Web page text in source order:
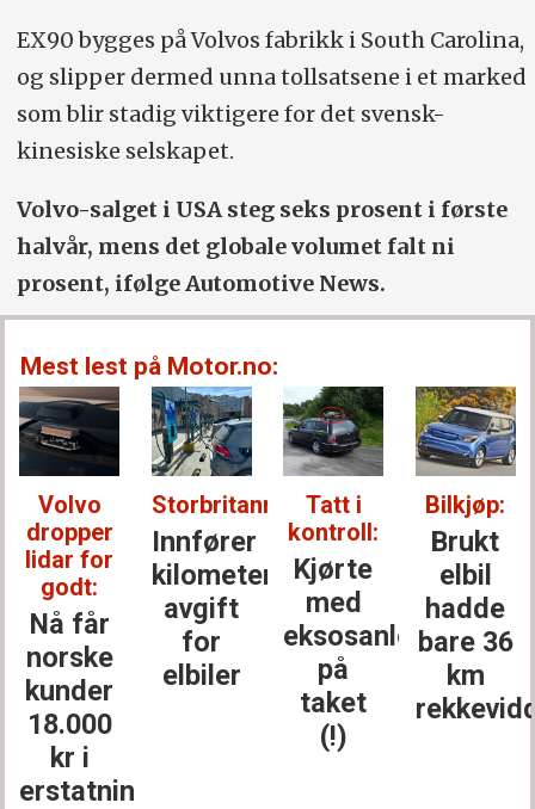
EX90 bygges på Volvos fabrikk i South Carolina,
og slipper dermed unna tollsatsene i et marked
som blir stadig viktigere for det svensk-
kinesiske selskapet.
Volvo-salget i USA steg seks prosent i første
halvår, mens det globale volumet falt ni
prosent, ifølge Automotive News.
Mest lest på Motor.no:
Volvo
dropper
lidar for
godt:
Nå får
norske
kunder
18.000
kr i
erstatning
Storbritannia:
Innfører
kilometer­
avgift
for
elbiler
Tatt i
kontroll:
Kjørte
med
eksosanlegget
på
taket
(!)
Bilkjøp:
Brukt
elbil
hadde
bare 36
km